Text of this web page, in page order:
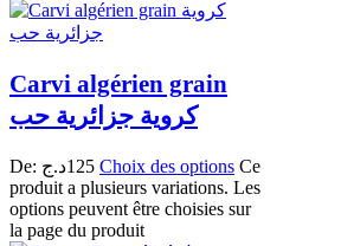
Carvi algérien grain
كروية جزائرية حب
De: 125د.ج Choix des options Ce
produit a plusieurs variations. Les
options peuvent être choisies sur
la page du produit